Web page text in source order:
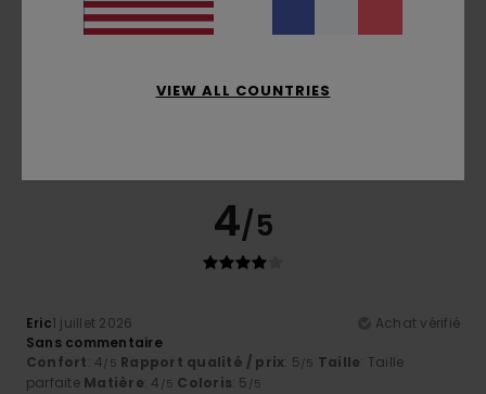
2 juillet 2026
4/5
Eric1 juillet 2026
Achat vérifié
Sans commentaire
Confort: 4/5 Rapport qualité / prix: 5/5 Taille: Taille
parfaite Matière: 4 /5 Coloris: 5 /5
VIEW ALL COUNTRIES